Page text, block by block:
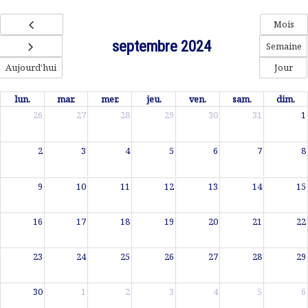
Aujourd'hui
septembre 2024
Mois
Semaine
Jour
lun. mar. mer. jeu. ven. sam.
dim.
26
27 28 29 30 31 1
2 3 4 5 6 7 8
9 10 11 12 13 14 15
16 17 18 19 20 21 22
23 24 25 26 27 28 29
30 1 2 3 4 5 6